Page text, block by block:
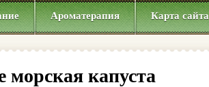
Ароматерапия Карта сайта
морская капуста